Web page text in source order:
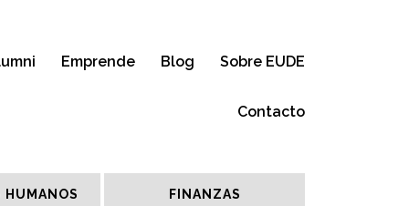
Emprende Blog Sobre EUDE
Contacto
HUMANOS FINANZAS